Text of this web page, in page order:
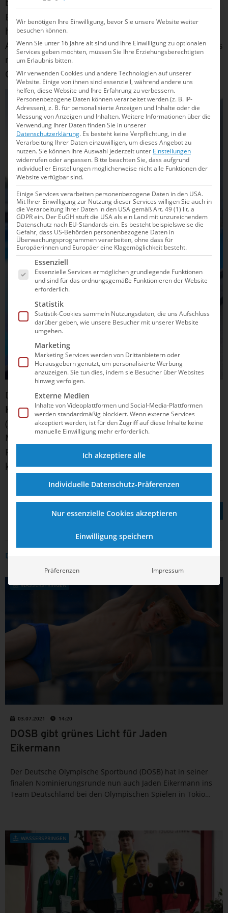
Bundestrainer Christoph Bohm. „Aber Lena hat
hintenraus auch sehr stark gekämpft. Das ist ein
Aspekt, der hier das ganze Team auszeichnet: Dass
man niemals aufsteckt und bis zuletzt an seine
Chance glaubt.“
Den Titel sicherte sich die Schweizerin
Heimberg(335,10) vorAleksandra Bibikina
(ARM/322,95). Die gebürtige Russin ist erst seit
März für Armenien am Start.Jette Müller
Rostock) als zweite deutsche Finalteilnehmerin
kam mit 279,00 auf Rang neun.
TEILEN AUF
DAS KÖNNTE DICH AUCH INTERRESSIEREN
WASSERSPRINGEN
03.07.2021 14:20
DOSB gibt grünes Licht für Jaden
Eikermann
Der Deutsche Olympische Sportbund (DOSB) hat in seiner
finalen Nominierungsrunde nun auch Jaden Eikermann ins
Team Deutschland bei den Olympischen Spielen in Tokio
WASSERSPRINGEN
Wir benötigen Ihre Einwilligung, bevor Sie unsere Website weiter
besuchen können.
Wenn Sie unter 16 Jahre alt sind und Ihre Einwilligung zu optionalen
Services geben möchten, müssen Sie Ihre Erziehungsberechtigten
um Erlaubnis bitten.
Wir verwenden Cookies und andere Technologien auf unserer
Website. Einige von ihnen sind essenziell, während andere uns
helfen, diese Website und Ihre Erfahrung zu verbessern.
Personenbezogene Daten können verarbeitet werden (z. B. IP-
Adressen), z. B. für personalisierte Anzeigen und Inhalte oder die
Messung von Anzeigen und Inhalten.Weitere Informationen über die
Verwendung Ihrer Daten finden Sie in unserer
Datenschutzerklärung. Es besteht keine Verpflichtung, in die
Verarbeitung Ihrer Daten einzuwilligen, um dieses Angebot zu
nutzen.Sie können Ihre Auswahl jederzeit unter Einstellungen
widerrufen oder anpassen. Bitte beachten Sie, dass aufgrund
individueller Einstellungen möglicherweise nicht alle Funktionen der
Website verfügbar sind.
Einige Services verarbeiten personenbezogene Daten in den USA.
Mit Ihrer Einwilligung zur Nutzung dieser Services willigen Sie auch in
die Verarbeitung Ihrer Daten in den USA gemäß Art. 49 (1) lit. a
GDPR ein. Der EuGH stuft die USA als ein Land mit unzureichendem
Datenschutz nach EU-Standards ein. Es besteht beispielsweise die
Gefahr, dass US-Behörden personenbezogene Daten in
Überwachungsprogrammen verarbeiten, ohne dass für
Europäerinnen und Europäer eine Klagemöglichkeit besteht.
Es folgt eine Liste der Service-Gruppen, für die
Essenziell
Essenzielle Services ermöglichen grundlegende Funktionen
und sind für das ordnungsgemäße Funktionieren der Website
erforderlich.
Statistik
Statistik-Cookies sammeln Nutzungsdaten, die uns Aufschluss
darüber geben, wie unsere Besucher mit unserer Website
umgehen.
Marketing
Marketing Services werden von Drittanbietern oder
Herausgebern genutzt, um personalisierte Werbung
anzuzeigen. Sie tun dies, indem sie Besucher über Websites
hinweg verfolgen.
Externe Medien
Inhalte von Videoplattformen und Social-Media-Plattformen
werden standardmäßig blockiert. Wenn externe Services
akzeptiert werden, ist für den Zugriff auf diese Inhalte keine
manuelle Einwilligung mehr erforderlich.
Ich akzeptiere alle
Individuelle Datenschutz-Präferenzen
Nur essenzielle Cookies akzeptieren
Einwilligung speichern
Präferenzen Impressum